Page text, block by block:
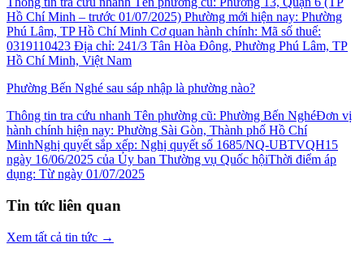
Hồ Chí Minh – trước 01/07/2025) Phường mới hiện nay: Phường
Phú Lâm, TP Hồ Chí Minh Cơ quan hành chính: Mã số thuế:
0319110423 Địa chỉ: 241/3 Tân Hòa Đông, Phường Phú Lâm, TP
Hồ Chí Minh, Việt Nam
Phường Bến Nghé sau sáp nhập là phường nào?
Thông tin tra cứu nhanh Tên phường cũ: Phường Bến NghéĐơn vị
hành chính hiện nay: Phường Sài Gòn, Thành phố Hồ Chí
MinhNghị quyết sắp xếp: Nghị quyết số 1685/NQ-UBTVQH15
ngày 16/06/2025 của Ủy ban Thường vụ Quốc hộiThời điểm áp
dụng: Từ ngày 01/07/2025
Tin tức liên quan
Xem tất cả tin tức →